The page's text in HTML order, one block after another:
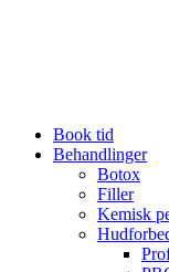
Book tid
Behandlinger
Botox
Filler
Kemisk